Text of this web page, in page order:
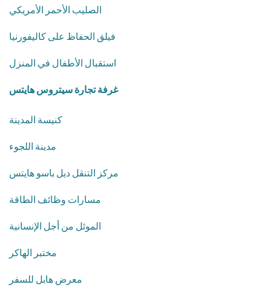
الصليب الأحمر الأمريكي
فيلق الحفاظ على كاليفورنيا
استقبال الأطفال في المنزل
غرفة تجارة سيتروس هايتس
كنيسة المدينة
مدينة اللجوء
مركز التنقل ديل باسو هايتس
مسارات وظائف الطاقة
الموئل من أجل الإنسانية
مختبر الهاكر
معرض هابل للسفر